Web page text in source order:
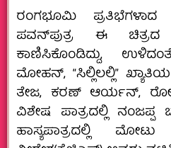
ರಂಗಭೂಮಿ ಪ್ರತಿಭೆಗಳಾದ
ಪವನ್‍ಪುತ್ರ ಈ ಚಿತ್ರದ
ಕಾಣಿಸಿಕೊಂಡಿದ್ದು,
ಮೋಹನ್, “ಸಿಲ್ಲಿಲಲ್ಲಿ”
ತೇಜ, ಕರಣ್ ಆರ್ಯನ್,
ವಿಶೇಷ ಪಾತ್ರದಲ್ಲಿ
ಹಾಸ್ಯಪಾತ್ರದಲ್ಲಿ